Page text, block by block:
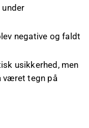
negative og faldt
usikkerhed, men
været tegn på